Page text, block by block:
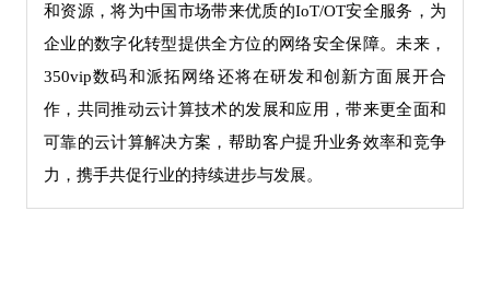
和资源，将为中国市场带来优质的IoT/OT安全服务，为
企业的数字化转型提供全方位的网络安全保障。未来，
350vip数码和派拓网络还将在研发和创新方面展开合
作，共同推动云计算技术的发展和应用，带来更全面和
可靠的云计算解决方案，帮助客户提升业务效率和竞争
力，携手共促行业的持续进步与发展。